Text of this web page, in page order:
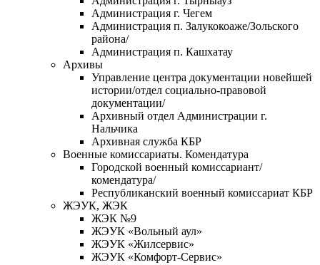
Администрация г. Чегем
Администрация п. Залукокоаже/Зольского
района/
Администрация п. Кашхатау
Архивы
Управление центра документации новейшей
истории/отдел социально-правовой
документации/
Архивный отдел Администрации г.
Нальчика
Архивная служба КБР
Военные комиссариаты. Комендатура
Городской военный комиссариант/
комендатура/
Республиканский военный комиссариат КБР
ЖЭУК, ЖЭК
ЖЭК №9
ЖЭУК «Вольный аул»
ЖЭУК «Жилсервис»
ЖЭУК «Комфорт-Сервис»